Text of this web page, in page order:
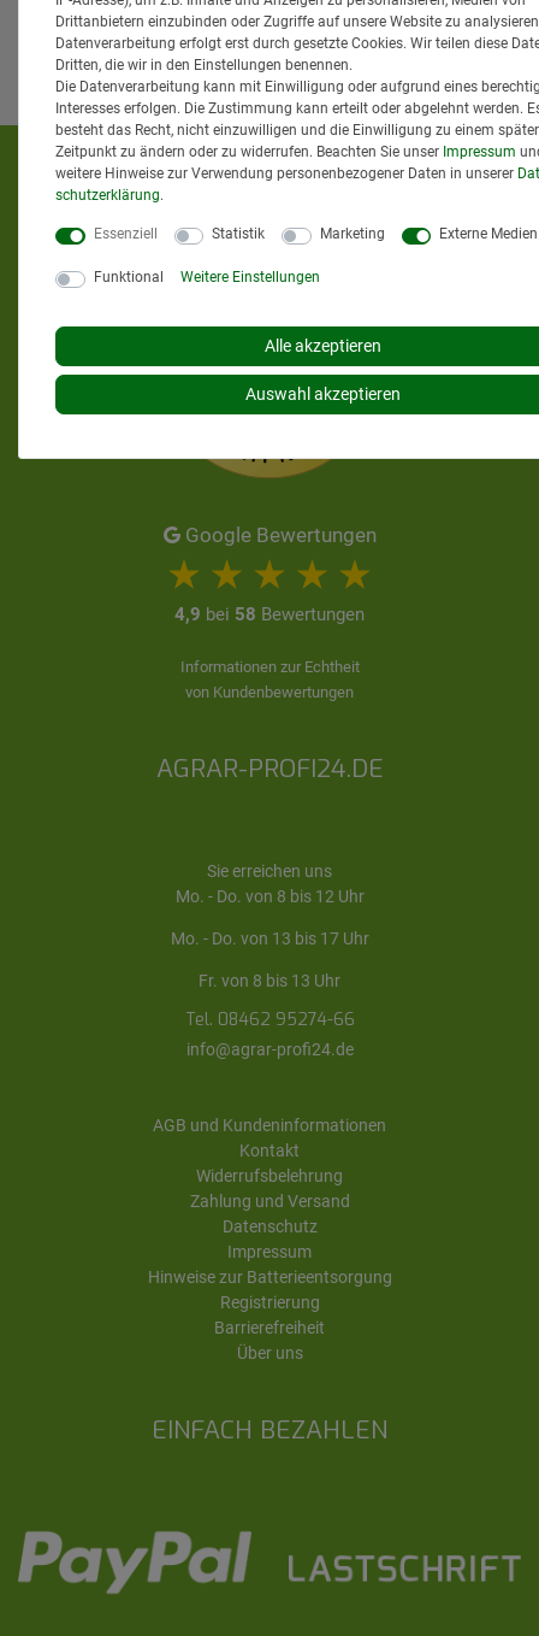
EINFACH BEZAHLEN
KUNDENMEINUNGEN
Google Bewertungen
4,9 bei 58 Bewertungen
Informationen zur Echtheit
von Kundenbewertungen
AGRAR-PROFI24.DE
Sie erreichen uns
Mo. - Do. von 8 bis 12 Uhr
Mo. - Do. von 13 bis 17 Uhr
Fr. von 8 bis 13 Uhr
Tel. 08462 95274-66
info@agrar-profi24.de
AGB und Kundeninformationen
Kontakt
Widerrufsbelehrung
Zahlung und Versand
Datenschutz
Impressum
Hinweise zur Batterieentsorgung
Registrierung
Barrierefreiheit
Über uns
Drittanbietern einzubinden oder Zugriffe auf unsere Website zu
Datenverarbeitung erfolgt erst durch gesetzte Cookies. Wir teilen diese
Dritten, die wir in den Einstellungen benennen.
Die Datenverarbeitung kann mit Einwilligung oder aufgrund eines
Interesses erfolgen. Die Zustimmung kann erteilt oder abgelehnt werden.
besteht das Recht, nicht einzuwilligen und die Einwilligung zu einem
Zeitpunkt zu ändern oder zu widerrufen. Beachten Sie unser Impressum
weitere Hinweise zur Verwendung personenbezogener Daten in unserer
schutz­erklärung.
Essenziell Statistik Marketing Externe Medien
Funktional Weitere Einstellungen
Alle akzeptieren
Auswahl akzeptieren